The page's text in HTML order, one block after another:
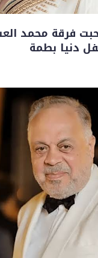
فرقة محمد
دنيا بطمة